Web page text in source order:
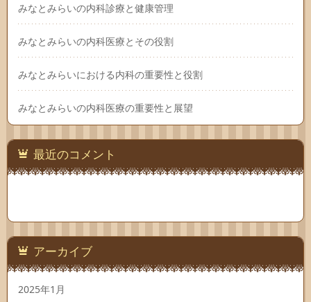
みなとみらいの内科診療と健康管理
みなとみらいの内科医療とその役割
みなとみらいにおける内科の重要性と役割
みなとみらいの内科医療の重要性と展望
最近のコメント
アーカイブ
2025年1月